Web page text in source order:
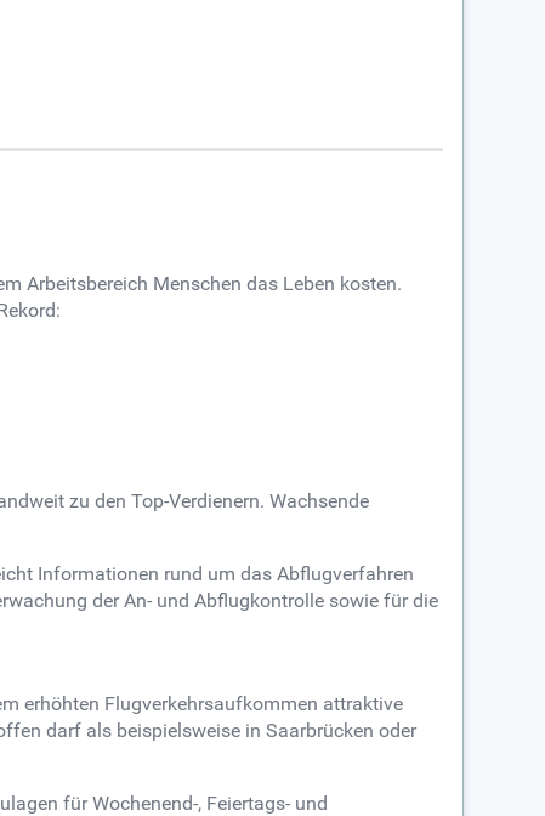
Arbeitsbereich Menschen das Leben kosten.
zu den Top-Verdienern. Wachsende
Informationen rund um das Abflugverfahren
der An- und Abflugkontrolle sowie für die
erhöhten Flugverkehrsaufkommen attraktive
darf als beispielsweise in Saarbrücken oder
für Wochenend-, Feiertags- und